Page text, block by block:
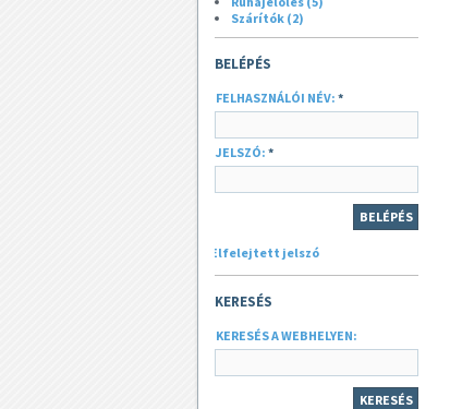
Szárítók (2)
BELÉPÉS
FELHASZNÁLÓI NÉV: *
JELSZÓ: *
Elfelejtett jelszó
KERESÉS
KERESÉS A WEBHELYEN: